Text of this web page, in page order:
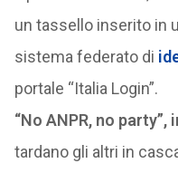
un tassello inserito in
sistema federato di
portale “Italia Login”.
“No ANPR, no party”,
tardano gli altri in